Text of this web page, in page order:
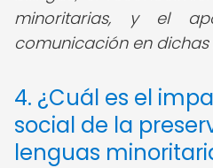
minoritarias, y el
comunicación en dichas
4. ¿Cuál es el
social de la
lenguas